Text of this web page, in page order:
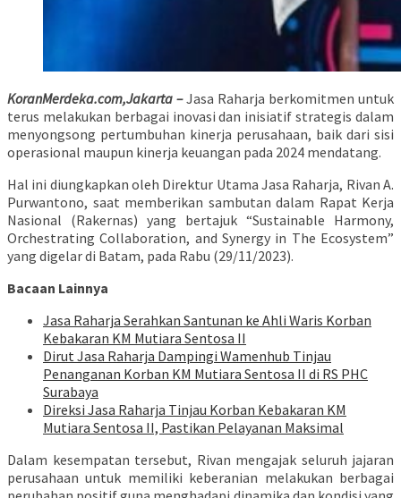
KoranMerdeka.com,Jakarta –Jasa Raharja berkomitmen untuk
terus melakukan berbagai inovasi dan inisiatif strategis dalam
menyongsong pertumbuhan kinerja perusahaan, baik dari sisi
operasional maupun kinerja keuangan pada 2024 mendatang.
Hal ini diungkapkan oleh Direktur Utama Jasa Raharja, Rivan A.
Purwantono, saat memberikan sambutan dalam Rapat Kerja
Nasional (Rakernas) yang bertajuk “Sustainable Harmony,
Orchestrating Collaboration, and Synergy in The Ecosystem”
yang digelar di Batam, pada Rabu (29/11/2023).
Bacaan Lainnya
Jasa Raharja Serahkan Santunan ke Ahli Waris Korban
Kebakaran KM Mutiara Sentosa II
Dirut Jasa Raharja Dampingi Wamenhub Tinjau
Penanganan Korban KM Mutiara Sentosa II di RS PHC
Surabaya
Direksi Jasa Raharja Tinjau Korban Kebakaran KM
Mutiara Sentosa II, Pastikan Pelayanan Maksimal
Dalam kesempatan tersebut, Rivan mengajak seluruh jajaran
perusahaan untuk memiliki keberanian melakukan berbagai